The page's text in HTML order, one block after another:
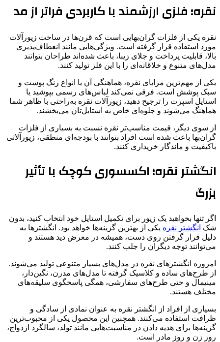
نقره؛ فلزی ارزشمند با کاربردی فراتر از مد
نقره یکی از فلزات گران‌بهایی است که قرن‌ها در ساخت زیورآلات
مورد استفاده قرار گرفته است. ویژگی‌هایی مانند انعطاف‌پذیری
بالا، قابلیت پرداخت و جلای زیبا، باعث شده‌اند طراحان بتوانند
مدل‌های متنوع و خلاقانه‌ای را با این فلز تولید کنند.
یکی از مهم‌ترین مزایای نقره، هماهنگی آن با انواع رنگ پوست و
سبک پوشش است. فرقی نمی‌کند لباس‌های رسمی بپوشید یا
استایل اسپرت را ترجیح دهید، زیورآلات نقره به‌راحتی با ظاهر شما
هماهنگ می‌شوند و جلوه‌ای خاص به استایل‌تان می‌بخشند.
از سوی دیگر، قیمت مناسب‌تر نقره نسبت به بسیاری از فلزات
گران‌بها باعث شده است افراد بتوانند با بودجه‌ای منطقی، زیورآلاتی
باکیفیت و ماندگار خریداری کنند.
انگشتر نقره؛ اکسسوری کوچک با تأثیر
بزرگ
اگر تنها بخواهید یک زیور برای تکمیل استایل خود انتخاب کنید، بدون
شک انگشتر نقره یکی از بهترین گزینه‌ها خواهد بود. انگشترها به
دلیل قرار گرفتن روی دست، همیشه در معرض دید هستند و
می‌توانند توجه دیگران را جلب کنند.
امروزه انگشترهای نقره در مدل‌های بسیار متنوعی تولید می‌شوند.
از طرح‌های ساده و کلاسیک گرفته تا مدل‌های مدرن، نگین‌دار،
مینیمال و حتی طرح‌های سفارشی، همگی پاسخگوی سلیقه‌های
مختلف هستند.
بسیاری از افراد از انگشتر نقره به عنوان نمادی از سادگی و
ظرافت استفاده می‌کنند. همچنین این محصول یکی از محبوب‌ترین
گزینه‌ها برای هدیه دادن در مناسبت‌هایی مانند تولد، سالگرد ازدواج،
روز زن و روز مادر است.